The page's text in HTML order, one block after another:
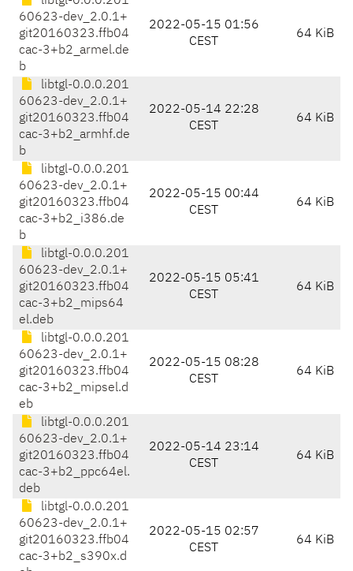
60623-dev_2.0.1+
git20160323.ffb04
cac-3+b2_armel.de
b
2022-05-15 01:56
CEST
64 KiB
libtgl-0.0.0.201
60623-dev_2.0.1+
git20160323.ffb04
cac-3+b2_armhf.de
b
2022-05-14 22:28
CEST
64 KiB
libtgl-0.0.0.201
60623-dev_2.0.1+
git20160323.ffb04
cac-3+b2_i386.de
b
2022-05-15 00:44
CEST
64 KiB
libtgl-0.0.0.201
60623-dev_2.0.1+
git20160323.ffb04
cac-3+b2_mips64
el.deb
2022-05-15 05:41
CEST
64 KiB
libtgl-0.0.0.201
60623-dev_2.0.1+
git20160323.ffb04
cac-3+b2_mipsel.d
eb
2022-05-15 08:28
CEST
64 KiB
libtgl-0.0.0.201
60623-dev_2.0.1+
git20160323.ffb04
cac-3+b2_ppc64el.
deb
2022-05-14 23:14
CEST
64 KiB
libtgl-0.0.0.201
60623-dev_2.0.1+
git20160323.ffb04
cac-3+b2_s390x.d
2022-05-15 02:57
CEST
64 KiB